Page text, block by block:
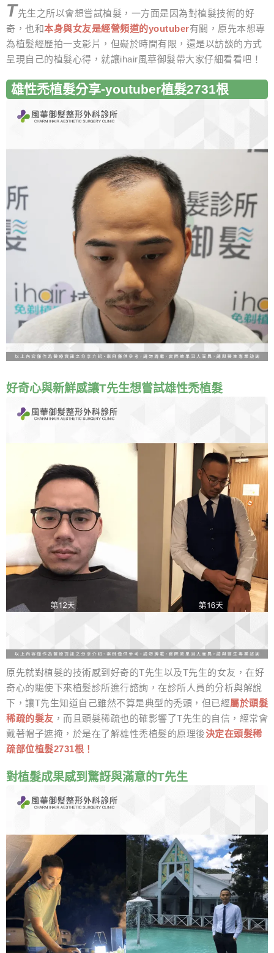
T先生之所以會想嘗試植髮，一方面是因為對植髮技術的好
奇，也和本身與女友是經營頻道的youtuber有關，原先本想專
為植髮經歷拍一支影片，但礙於時間有限，還是以訪談的方式
呈現自己的植髮心得，就讓ihair風華御髮帶大家仔細看看吧！
雄性禿植髮分享-youtuber植髮2731根
好奇心與新鮮感讓T先生想嘗試雄性禿植髮
原先就對植髮的技術感到好奇的T先生以及T先生的女友，在好
奇心的驅使下來植髮診所進行諮詢，在診所人員的分析與解說
下，讓T先生知道自己雖然不算是典型的禿頭，但已經屬於頭髮
稀疏的髮友 ，而且頭髮稀疏也的確影響了T先生的自信，經常會
戴著帽子遮掩，於是在了解雄性禿植髮的原理後決定在頭髮稀
疏部位植髮2731根！
對植髮成果感到驚訝與滿意的T先生